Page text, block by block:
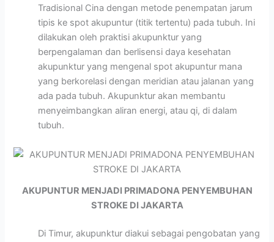
Tradisional Cina dengan metode penempatan jarum
tipis ke spot akupuntur (titik tertentu) pada tubuh. Ini
dilakukan oleh praktisi akupunktur yang
berpengalaman dan berlisensi daya kesehatan
akupunktur yang mengenal spot akupuntur mana
yang berkorelasi dengan meridian atau jalanan yang
ada pada tubuh. Akupunktur akan membantu
menyeimbangkan aliran energi, atau qi, di dalam
tubuh.
AKUPUNTUR MENJADI PRIMADONA PENYEMBUHAN
STROKE DI JAKARTA
Di Timur, akupunktur diakui sebagai pengobatan yang